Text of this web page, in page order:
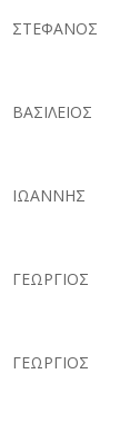
ΣΤΕΦΑΝΟΣ
ΒΑΣΙΛΕΙΟΣ
ΙΩΑΝΝΗΣ
ΓΕΩΡΓΙΟΣ
ΓΕΩΡΓΙΟΣ